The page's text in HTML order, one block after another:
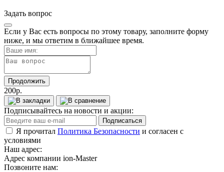
Задать вопрос
Если у Вас есть вопросы по этому товару, заполните форму
ниже, и мы ответим в ближайшее время.
Продолжить
200р.
Подписывайтесь на новости и акции:
Подписаться
Я прочитал Политика Безопасности и согласен с
условиями
Наш адрес:
Адрес компании ion-Master
Позвоните нам: